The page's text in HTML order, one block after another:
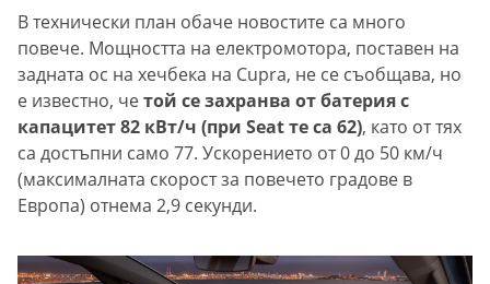
В технически план обаче новостите са много
повече. Мощността на електромотора, поставен на
задната ос на хечбека на Cupra, не се съобщава, но
е известно, четой се захранва от батерия с
капацитет 82 кВт/ч (при Seat те са 62), като от тях
са достъпни само 77. Ускорението от 0 до 50 км/ч
(максималната скорост за повечето градове в
Европа) отнема 2,9 секунди.